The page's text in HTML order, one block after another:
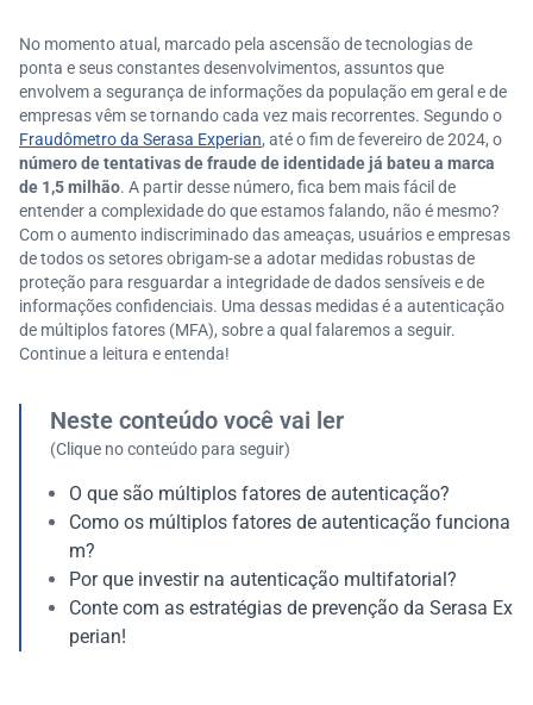
No momento atual, marcado pela ascensão de tecnologias de
ponta e seus constantes desenvolvimentos, assuntos que
envolvem a segurança de informações da população em geral e de
empresas vêm se tornando cada vez mais recorrentes. Segundo o
Fraudômetro da Serasa Experian, até o fim de fevereiro de 2024, o
número de tentativas de fraude de identidade já bateu a marca
de 1,5 milhão. A partir desse número, fica bem mais fácil de
entender a complexidade do que estamos falando, não é mesmo?
Com o aumento indiscriminado das ameaças, usuários e empresas
de todos os setores obrigam-se a adotar medidas robustas de
proteção para resguardar a integridade de dados sensíveis e de
informações confidenciais. Uma dessas medidas é a autenticação
de múltiplos fatores (MFA), sobre a qual falaremos a seguir.
Continue a leitura e entenda!
Neste conteúdo você vai ler
(Clique no conteúdo para seguir)
O que são múltiplos fatores de autenticação?
Como os múltiplos fatores de autenticação funciona
m?
Por que investir na autenticação multifatorial?
Conte com as estratégias de prevenção da Serasa Ex
perian!